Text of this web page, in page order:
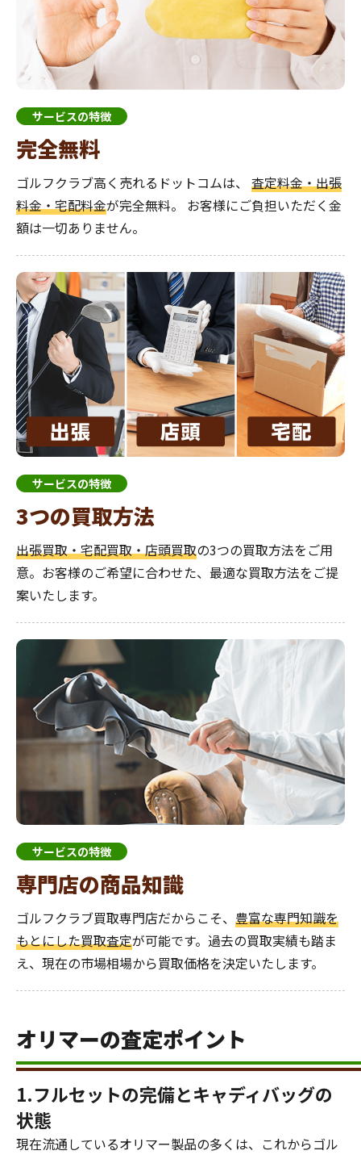
サービスの特徴
完全無料
ゴルフクラブ高く売れるドットコムは、 査定料金・出張
料金・宅配料金が完全無料。 お客様にご負担いただく金
額は一切ありません。
サービスの特徴
3つの買取方法
出張買取・宅配買取・店頭買取の3つの買取方法をご用
意。お客様のご希望に合わせた、最適な買取方法をご提
案いたします。
サービスの特徴
専門店の商品知識
ゴルフクラブ買取専門店だからこそ、 豊富な専門知識を
もとにした買取査定が可能です。過去の買取実績も踏ま
え、現在の市場相場から買取価格を決定いたします。
オリマーの査定ポイント
1.フルセットの完備とキャディバッグの
状態
現在流通しているオリマー製品の多くは、これからゴル